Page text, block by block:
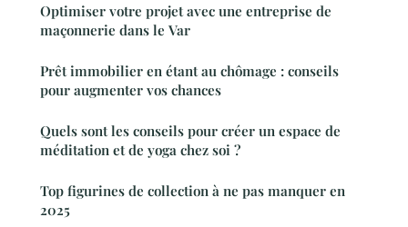
Optimiser votre projet avec une entreprise de
maçonnerie dans le Var
Prêt immobilier en étant au chômage : conseils
pour augmenter vos chances
Quels sont les conseils pour créer un espace de
méditation et de yoga chez soi ?
Top figurines de collection à ne pas manquer en
2025